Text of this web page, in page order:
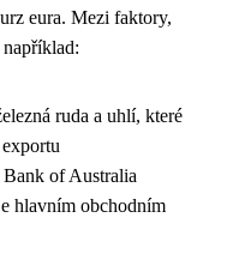
eura. Mezi faktory,
ruda a uhlí, které
Bank of Australia
hlavním obchodním